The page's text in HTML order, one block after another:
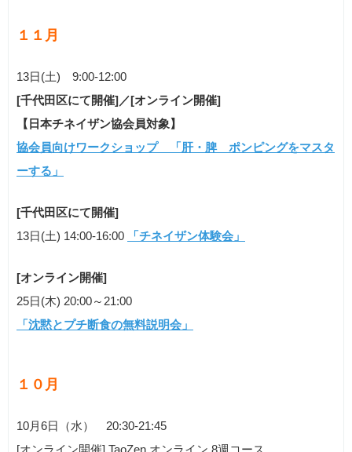
１１ 月
13日(土) 9:00-12:00
[千代田区にて開催]／[オンライン開催]
【日本チネイザン協会員対象】
協会員向けワークショップ 「肝・脾 ポンピングをマスタ
ーする」
[千代田区にて開催]
13日(土) 14:00-16:00
「チネイザン体験会」
[オンライン開催]
25日(木) 20:00～21:00
「沈黙とプチ断食の無料説明会」
１０ 月
10月6日（水） 20:30-21:45
[オンライン開催] TaoZen オンライン 8週コース